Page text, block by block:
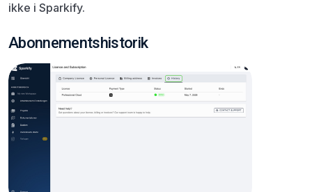
ikke i Sparkify.
Abonnementshistorik